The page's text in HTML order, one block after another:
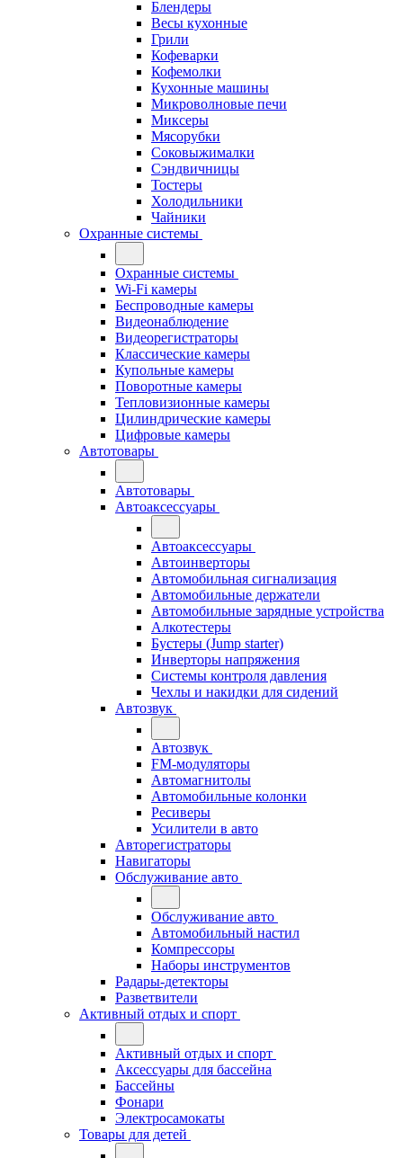
Блендеры
Весы кухонные
Грили
Кофеварки
Кофемолки
Кухонные машины
Микроволновые печи
Миксеры
Мясорубки
Соковыжималки
Сэндвичницы
Тостеры
Холодильники
Чайники
Охранные системы
Охранные системы
Wi-Fi камеры
Беспроводные камеры
Видеонаблюдение
Видеорегистраторы
Классические камеры
Купольные камеры
Поворотные камеры
Тепловизионные камеры
Цилиндрические камеры
Цифровые камеры
Автотовары
Автотовары
Автоаксессуары
Автоаксессуары
Автоинверторы
Автомобильная сигнализация
Автомобильные держатели
Автомобильные зарядные устройства
Алкотестеры
Бустеры (Jump starter)
Инверторы напряжения
Системы контроля давления
Чехлы и накидки для сидений
Автозвук
Автозвук
FM-модуляторы
Автомагнитолы
Автомобильные колонки
Ресиверы
Усилители в авто
Авторегистраторы
Навигаторы
Обслуживание авто
Обслуживание авто
Автомобильный настил
Компрессоры
Наборы инструментов
Радары-детекторы
Разветвители
Активный отдых и спорт
Активный отдых и спорт
Аксессуары для бассейна
Бассейны
Фонари
Электросамокаты
Товары для детей